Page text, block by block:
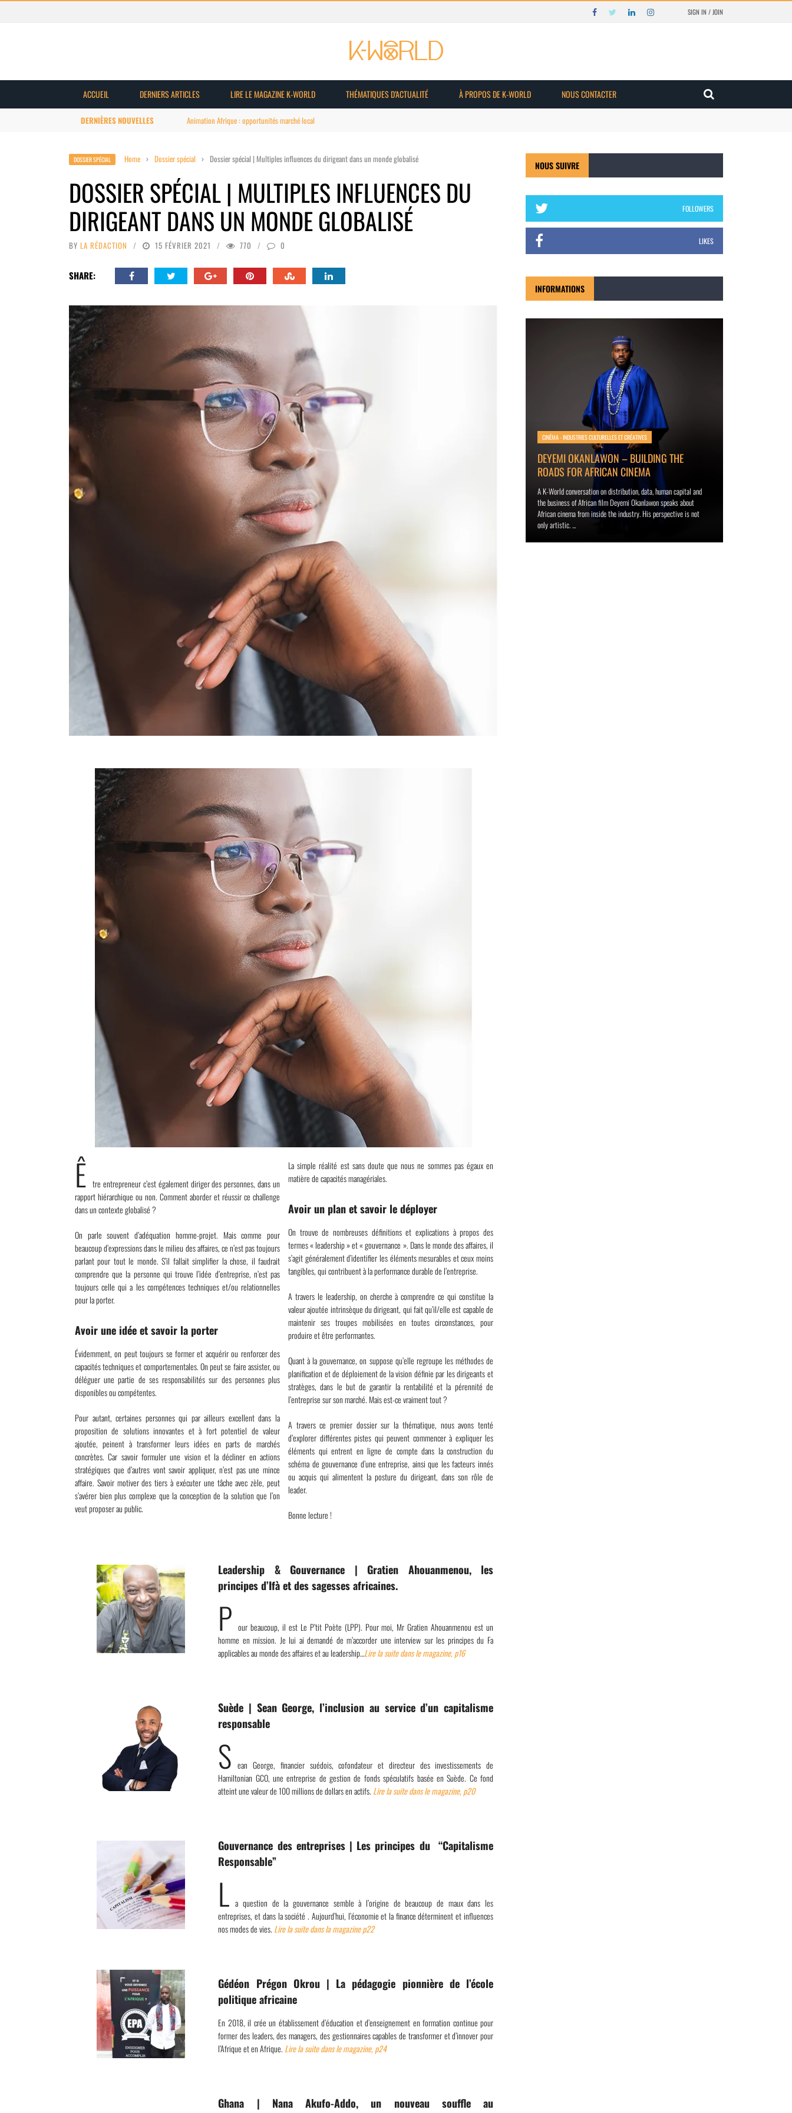
SIGN IN / JOIN
ACCUEIL DERNIERS ARTICLES LIRE LE MAGAZINE K-WORLD THÉMATIQUES D’ACTUALITÉ À PROPOS DE K-WORLD NOUS CONTACTER
DERNIÈRES NOUVELLES Animation Afrique : structuration du marché
DOSSIER SPÉCIAL Home › Dossier spécial › Dossier spécial | Multiples influences du dirigeant dans un monde globalisé
DOSSIER SPÉCIAL | MULTIPLES INFLUENCES DU
DIRIGEANT DANS UN MONDE GLOBALISÉ
BY LA RÉDACTION 15 FÉVRIER 2021 770 0
SHARE:
Ê tre entrepreneur c’est également diriger des personnes, dans un
rapport hiérarchique ou non. Comment aborder et réussir ce challenge
dans un contexte globalisé ?
On parle souvent d’adéquation homme-projet. Mais comme pour
beaucoup d’expressions dans le milieu des affaires, ce n’est pas toujours
parlant pour tout le monde. S’il fallait simplifier la chose, il faudrait
comprendre que la personne qui trouve l’idée d’entreprise, n’est pas
toujours celle qui a les compétences techniques et/ou relationnelles
pour la porter.
Avoir une idée et savoir la porter
Évidemment, on peut toujours se former et acquérir ou renforcer des
capacités techniques et comportementales. On peut se faire assister, ou
déléguer une partie de ses responsabilités sur des personnes plus
disponibles ou compétentes.
Pour autant, certaines personnes qui par ailleurs excellent dans la
proposition de solutions innovantes et à fort potentiel de valeur
ajoutée, peinent à transformer leurs idées en parts de marchés
concrètes. Car savoir formuler une vision et la décliner en actions
stratégiques que d’autres vont savoir appliquer, n’est pas une mince
affaire. Savoir motiver des tiers à exécuter une tâche avec zèle, peut
s’avérer bien plus complexe que la conception de la solution que l’on
veut proposer au public.
La simple réalité est sans doute que nous ne sommes pas égaux en
matière de capacités managériales.
Avoir un plan et savoir le déployer
On trouve de nombreuses définitions et explications à propos des
termes « leadership » et « gouvernance ». Dans le monde des affaires, il
s’agit généralement d’identifier les éléments mesurables et ceux moins
tangibles, qui contribuent à la performance durable de l’entreprise.
A travers le leadership, on cherche à comprendre ce qui constitue la
valeur ajoutée intrinsèque du dirigeant, qui fait qu’il/elle est capable de
maintenir ses troupes mobilisées en toutes circonstances, pour
produire et être performantes.
Quant à la gouvernance, on suppose qu’elle regroupe les méthodes de
planification et de déploiement de la vision définie par les dirigeants et
stratèges, dans le but de garantir la rentabilité et la pérennité de
l’entreprise sur son marché. Mais est-ce vraiment tout ?
A travers ce premier dossier sur la thématique, nous avons tenté
d’explorer différentes pistes qui peuvent commencer à expliquer les
éléments qui entrent en ligne de compte dans la construction du
schéma de gouvernance d’une entreprise, ainsi que les facteurs innés
ou acquis qui alimentent la posture du dirigeant, dans son rôle de
leader.
Bonne lecture !
Leadership & Gouvernance | Gratien Ahouanmenou, les
principes d’Ifà et des sagesses africaines.
P our beaucoup, il est Le P’tit Poète (LPP). Pour moi, Mr Gratien Ahouanmenou est un
homme en mission. Je lui ai demandé de m’accorder une interview sur les principes du Fa
applicables au monde des affaires et au leadership…Lire la suite dans le magazine, p16
Suède | Sean George, l’inclusion au service d’un capitalisme
responsable
S ean George, financier suédois, cofondateur et directeur des investissements de
Hamiltonian GCO, une entreprise de gestion de fonds spéculatifs basée en Suède. Ce fond
atteint une valeur de 100 millions de dollars en actifs. Lire la suite dans le magazine, p20
Gouvernance des entreprises | Les principes du “Capitalisme
Responsable”
L a question de la gouvernance semble à l’origine de beaucoup de maux dans les
entreprises, et dans la société . Aujourd’hui, l’économie et la finance déterminent et influences
nos modes de vies. Lire la suite dans la magazine p22
Gédéon Prégon Okrou | La pédagogie pionnière de l’école
politique africaine
En 2018, il crée un établissement d’éducation et d’enseignement en formation continue pour
former des leaders, des managers, des gestionnaires capables de transformer et d’innover pour
l’Afrique et en Afrique. Lire la suite dans le magazine, p24
Ghana | Nana Akufo-Addo, un nouveau souffle au
NOUS SUIVRE
FOLLOWERS
LIKES
INFORMATIONS
CINÉMA - INDUSTRIES CULTURELLES ET CRÉATIVES
DEYEMI OKANLAWON – BUILDING THE
ROADS FOR AFRICAN CINEMA
A K-World conversation on distribution, data, human capital and
the business of African film Deyemi Okanlawon speaks about
African cinema from inside the industry. His perspective is not
only artistic. ...